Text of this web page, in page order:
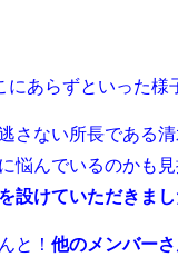
あらずといった様
さない所長である
悩んでいるのかも
設けていただきま
と！ 他のメンバー